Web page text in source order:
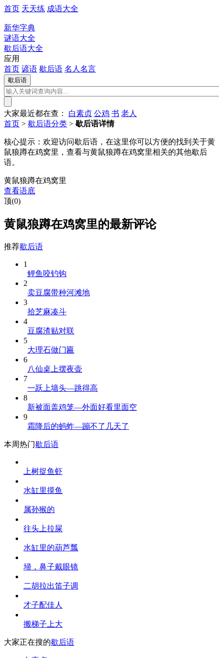
首页 天天练 成语大全
新华字典
谜语大全
歇后语大全
应用
首页 谚语 歇后语 名人名言
大家最近都在查： 白素贞 公鸡 书 老人
首页 > 歇后语分类 > 歇后语详情
核心提示： 欢迎访问歇后语，在这里你可以方便的找到关于黄
鼠狼蹲在鸡窝里，查看与黄鼠狼蹲在鸡窝里相关的其他歇后
语。
黄鼠狼蹲在鸡窝里
查看语底
顶(0)
黄鼠狼蹲在鸡窝里的最新评论
推荐歇后语
1
鲤鱼咬钓钩
2
卖豆腐带种河滩地
3
拾芝麻凑斗
4
豆腐渣贴对联
5
大理石做门匾
6
八仙桌上摆夜壶
7
一跃上墙头—跳得高
8
新被面盖鸡笼—外面好看里面空
9
霜降后的蚂蚱—蹦不了几天了
本周热门歇后语
上树捉鱼虾
水缸里摸鱼
属孙猴的
往头上拉屎
水缸里的葫芦瓢
埽，鼻子戴眼镜
二胡拉出笛子调
才子配佳人
搬梯子上大
大家正在搜的歇后语